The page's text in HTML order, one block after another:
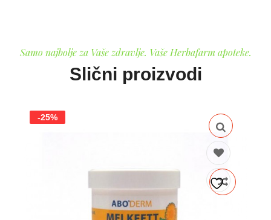
Samo najbolje za Vaše zdravlje. Vaše Herbafarm apoteke.
Slični proizvodi
-25%